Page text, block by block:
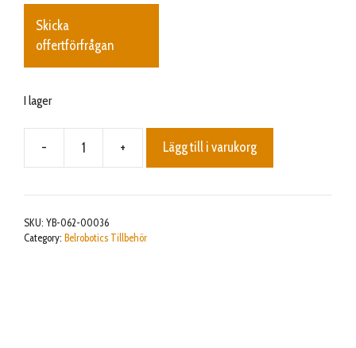
Skicka
offertförfrågan
I lager
-
Magnet
-
debris
+ Lägg till i varukorg
SKU: YB-062-00036
Category: Belrobotics Tillbehör